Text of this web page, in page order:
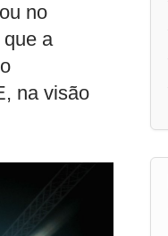
no
a
na visão